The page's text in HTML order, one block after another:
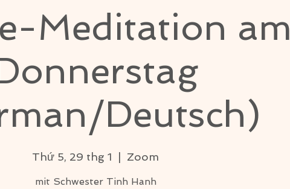
Meditation am
Deutsch)
Thứ 5, 29 thg 1 Zoom
mit Schwester Tinh Hanh